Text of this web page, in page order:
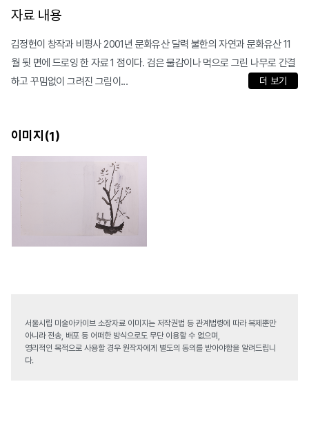
자료 내용
김정헌이 창작과 비평사 2001년 문화유산 달력 불한의 자연과 문화유산 11
월 뒷 면에 드로잉 한 자료 1 점이다. 검은 물감이나 먹으로 그린 나무로 간결
하고 꾸밈없이 그려진 그림이...
더 보기
이미지(1)
서울시립 미술아카이브 소장자료 이미지는 저작권법 등 관계법령에 따라 복제뿐만
아니라 전송, 배포 등 어떠한 방식으로도 무단 이용할 수 없으며,
영리적인 목적으로 사용할 경우 원작자에게 별도의 동의를 받아야함을 알려드립니
다.